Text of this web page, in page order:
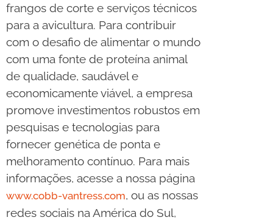
frangos de corte e serviços técnicos
para a avicultura. Para contribuir
com o desafio de alimentar o mundo
com uma fonte de proteína animal
de qualidade, saudável e
economicamente viável, a empresa
promove investimentos robustos em
pesquisas e tecnologias para
fornecer genética de ponta e
melhoramento contínuo. Para mais
informações, acesse a nossa página
www.cobb-vantress.com, ou as nossas
redes sociais na América do Sul,